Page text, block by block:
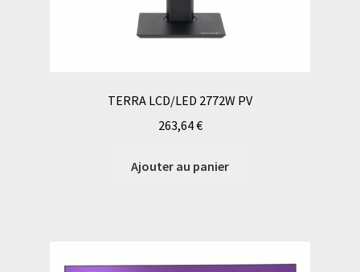
TERRA LCD/LED 2772W PV
263,64€
Ajouter au panier